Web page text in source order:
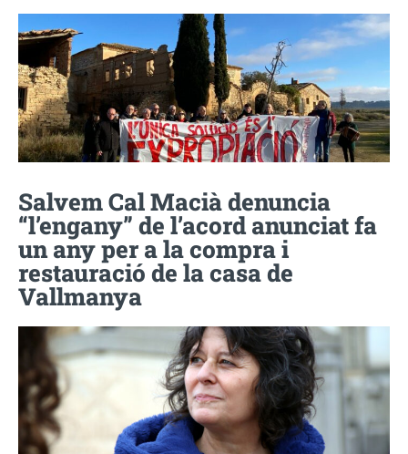
Salvem Cal Macià denuncia
“l’engany” de l’acord anunciat fa
un any per a la compra i
restauració de la casa de
Vallmanya